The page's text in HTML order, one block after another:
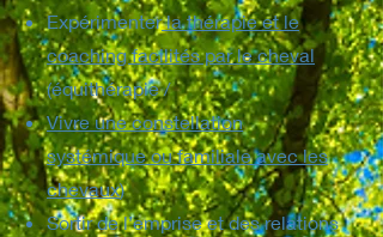
Expérimenterla thérapie et le
coaching facilités par le cheval
(équithérapie /
Vivre une constellation
systémique ou familiale avec les
chevaux)
Sortir de l’emprise et des relations